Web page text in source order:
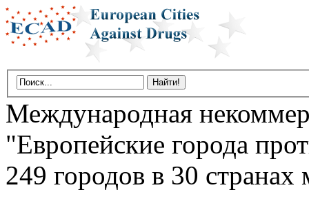
Международная
"Европейские города
249 городов в 30